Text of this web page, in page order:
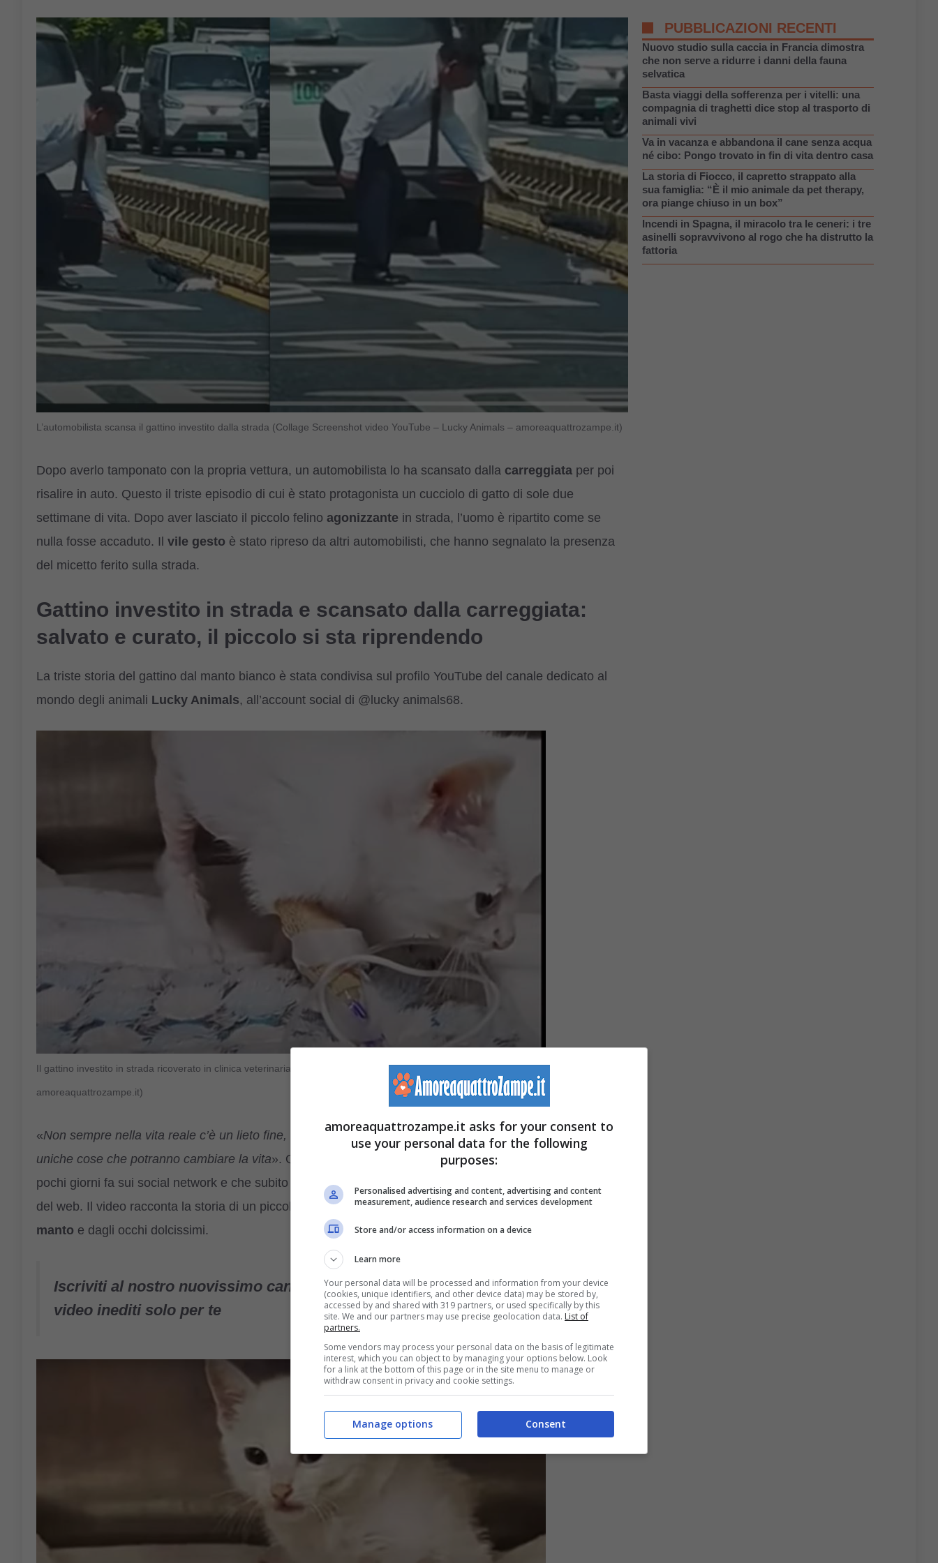
L’automobilista scansa il gattino investito dalla strada (Collage Screenshot video YouTube – Lucky Animals – amoreaquattrozampe.it)
Dopo averlo tamponato con la propria vettura, un automobilista lo ha scansato dalla carreggiata per poi
risalire in auto. Questo il triste episodio di cui è stato protagonista un cucciolo di gatto di sole due
settimane di vita. Dopo aver lasciato il piccolo felino agonizzante in strada, l’uomo è ripartito come se
nulla fosse accaduto. Il vile gesto è stato ripreso da altri automobilisti, che hanno segnalato la presenza
del micetto ferito sulla strada.
Gattino investito in strada e scansato dalla carreggiata:
salvato e curato, il piccolo si sta riprendendo
La triste storia del gattino dal manto bianco è stata condivisa sul profilo YouTube del canale dedicato al
mondo degli animali Lucky Animals, all’account social di @lucky animals68.
Il gattino investito in strada ricoverato in clinica veterinaria (Screenshot video YouTube – Lucky Animals –
amoreaquattrozampe.it)
«Non sempre nella vita reale c’è un lieto fine, ma bisogna sempre credere nell’amore e nella bontà, le
uniche cose che potranno cambiare la vita». Questo il messaggio finale veicolato da un
pochi giorni fa sui social network e che subito ha ricevuto moltissime visualizzazioni da parte degli utenti
del web. Il video racconta la storia di un piccolo gattino di appena una settimana di vita, dalcandido
manto e dagli occhi dolcissimi.
Iscriviti al nostro nuovissimo canale WHATSAPPe ricevi ogni giorno storie e
video inediti solo per te
PUBBLICAZIONI RECENTI
Nuovo studio sulla caccia in Francia dimostra
che non serve a ridurre i danni della fauna
selvatica
Basta viaggi della sofferenza per i vitelli: una
compagnia di traghetti dice stop al trasporto di
animali vivi
Va in vacanza e abbandona il cane senza acqua
né cibo: Pongo trovato in fin di vita dentro casa
La storia di Fiocco, il capretto strappato alla
sua famiglia: “È il mio animale da pet therapy,
ora piange chiuso in un box”
Incendi in Spagna, il miracolo tra le ceneri: i tre
asinelli sopravvivono al rogo che ha distrutto la
fattoria
amoreaquattrozampe.it asks for your consent to
use your personal data for the following
purposes:
Personalised advertising and content, advertising and content
measurement, audience research and services development
Store and/or access information on a device
Learn more
Your personal data will be processed and information from your device
(cookies, unique identifiers, and other device data) may be stored by,
accessed by and shared with 319 partners, or used specifically by this
site. We and our partners may use precise geolocation data. List of
partners.
Some vendors may process your personal data on the basis of legitimate
interest, which you can object to by managing your options below. Look
for a link at the bottom of this page or in the site menu to manage or
withdraw consent in privacy and cookie settings.
Consent
Manage options